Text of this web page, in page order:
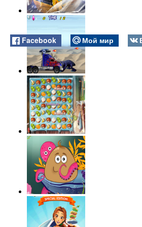
Facebook Мой мир